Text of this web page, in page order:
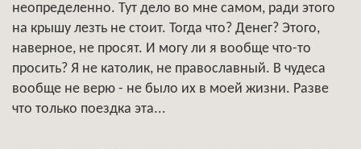
неопределенно. Тут дело во мне самом, ради этого
на крышу лезть не стоит. Тогда что? Денег? Этого,
наверное, не просят. И могу ли я вообще что-то
просить? Я не католик, не православный. В чудеса
вообще не верю - не было их в моей жизни. Разве
что только поездка эта...